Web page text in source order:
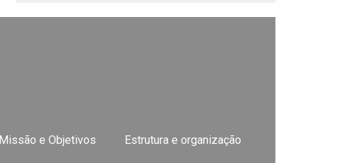
Missão e Objetivos
Estrutura e organização